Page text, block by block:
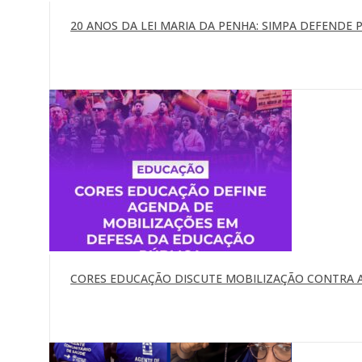
20 ANOS DA LEI MARIA DA PENHA: SIMPA DEFENDE
CORES EDUCAÇÃO DISCUTE MOBILIZAÇÃO CONTRA